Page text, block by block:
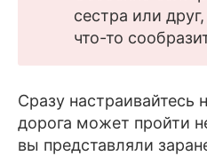
сестра или
что-то
Сразу настраивайтесь
дорога может пройти
вы представляли